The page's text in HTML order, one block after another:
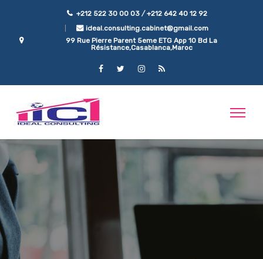
+212 522 30 00 03/+212 642 40 12 92
ideal.consulting.cabinet@gmail.com
99 Rue Pierre Parent 5eme ETG App 10 Bd La
Résistance,Casablanca,Maroc